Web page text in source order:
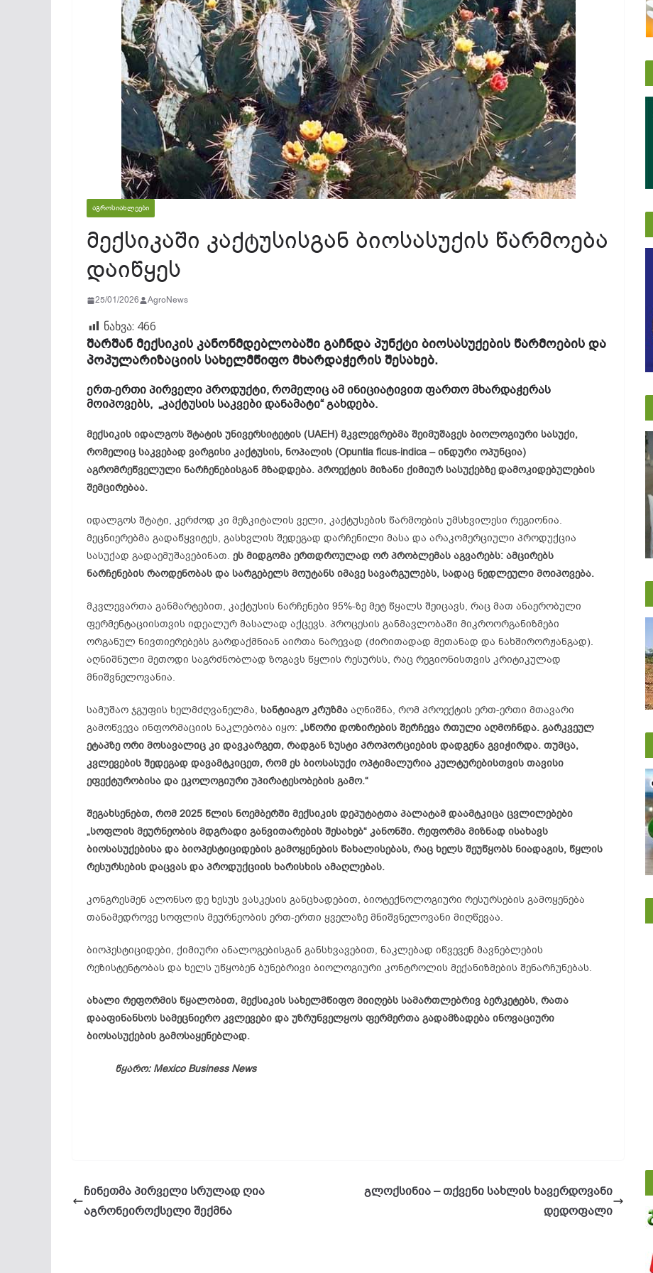
ᲐᲒᲠᲝᲡᲘᲐᲮᲚᲔᲔᲑᲘ
მექსიკაში კაქტუსისგან ბიოსასუქის წარმოება
დაიწყეს
25/01/2026 AgroNews
ნახვა: 466
შარშან მექსიკის კანონმდებლობაში გაჩნდა პუნქტი ბიოსასუქების წარმოების და
პოპულარიზაციის სახელმწიფო მხარდაჭერის შესახებ.
ერთ-ერთი პირველი პროდუქტი, რომელიც ამ ინიციატივით ფართო მხარდაჭერას
მოიპოვებს, „კაქტუსის საკვები დანამატი“ გახდება.
მექსიკის იდალგოს შტატის უნივერსიტეტის (UAEH) მკვლევრებმა შეიმუშავეს ბიოლოგიური სასუქი,
რომელიც საკვებად ვარგისი კაქტუსის, ნოპალის (Opuntia ficus-indica – ინდური ოპუნცია)
აგრომრეწველული ნარჩენებისგან მზადდება. პროექტის მიზანი ქიმიურ სასუქებზე დამოკიდებულების
შემცირებაა.
იდალგოს შტატი, კერძოდ კი მეზკიტალის ველი, კაქტუსების წარმოების უმსხვილესი რეგიონია.
მეცნიერებმა გადაწყვიტეს, გასხვლის შედეგად დარჩენილი მასა და არაკომერციული პროდუქცია
სასუქად გადაემუშავებინათ. ეს მიდგომა ერთდროულად ორ პრობლემას აგვარებს: ამცირებს
ნარჩენების რაოდენობას და სარგებელს მოუტანს იმავე სავარგულებს, სადაც ნედლეული მოიპოვება.
მკვლევართა განმარტებით, კაქტუსის ნარჩენები 95%-ზე მეტ წყალს შეიცავს, რაც მათ ანაერობული
ფერმენტაციისთვის იდეალურ მასალად აქცევს. პროცესის განმავლობაში მიკროორგანიზმები
ორგანულ ნივთიერებებს გარდაქმნიან აირთა ნარევად (ძირითადად მეთანად და ნახშირორჟანგად).
აღნიშნული მეთოდი საგრძნობლად ზოგავს წყლის რესურსს, რაც რეგიონისთვის კრიტიკულად
მნიშვნელოვანია.
სამუშაო ჯგუფის ხელმძღვანელმა, სანტიაგო კრუზმა აღნიშნა, რომ პროექტის ერთ-ერთი მთავარი
გამოწვევა ინფორმაციის ნაკლებობა იყო: „სწორი დოზირების შერჩევა რთული აღმოჩნდა. გარკვეულ
ეტაპზე ორი მოსავალიც კი დავკარგეთ, რადგან ზუსტი პროპორციების დადგენა გვიჭირდა. თუმცა,
კვლევების შედეგად დავამტკიცეთ, რომ ეს ბიოსასუქი ოპტიმალურია კულტურებისთვის თავისი
ეფექტურობისა და ეკოლოგიური უპირატესობების გამო.“
შეგახსენებთ, რომ 2025 წლის ნოემბერში მექსიკის დეპუტატთა პალატამ დაამტკიცა ცვლილებები
„სოფლის მეურნეობის მდგრადი განვითარების შესახებ“ კანონში. რეფორმა მიზნად ისახავს
ბიოსასუქებისა და ბიოპესტიციდების გამოყენების წახალისებას, რაც ხელს შეუწყობს ნიადაგის, წყლის
რესურსების დაცვას და პროდუქციის ხარისხის ამაღლებას.
კონგრესმენ ალონსო დე ხესუს ვასკესის განცხადებით, ბიოტექნოლოგიური რესურსების გამოყენება
თანამედროვე სოფლის მეურნეობის ერთ-ერთი ყველაზე მნიშვნელოვანი მიღწევაა.
ბიოპესტიციდები, ქიმიური ანალოგებისგან განსხვავებით, ნაკლებად იწვევენ მავნებლების
რეზისტენტობას და ხელს უწყობენ ბუნებრივი ბიოლოგიური კონტროლის მექანიზმების შენარჩუნებას.
ახალი რეფორმის წყალობით, მექსიკის სახელმწიფო მიიღებს სამართლებრივ ბერკეტებს, რათა
დააფინანსოს სამეცნიერო კვლევები და უზრუნველყოს ფერმერთა გადამზადება ინოვაციური
ბიოსასუქების გამოსაყენებლად.
წყარო: Mexico Business News
ჩინეთმა პირველი სრულად ღია
აგრონეიროქსელი შექმნა
გლოქსინია – თქვენი სახლის ხავერდოვანი
დედოფალი